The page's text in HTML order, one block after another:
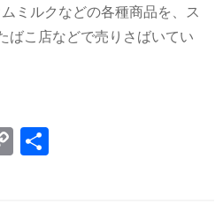
ミルクなどの各種商品を、ス
ばこ店などで売りさばいてい
C
o